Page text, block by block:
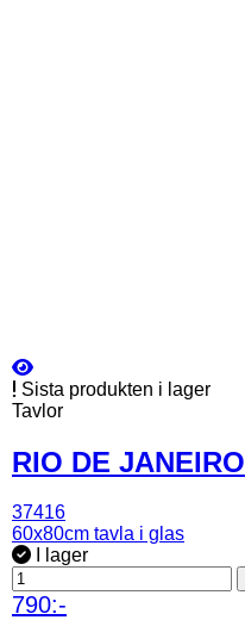
Sista produkten i lager
Tavlor
RIO DE JANEIRO
37416
60x80cm tavla i glas
I lager
790:-